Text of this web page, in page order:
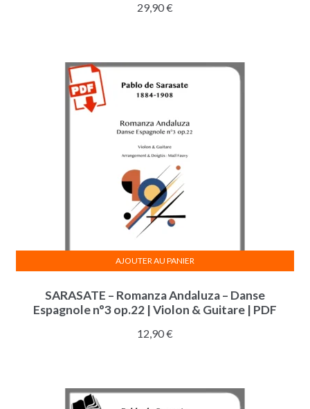
29,90€
SARASATE – Romanza Andaluza – Danse
Espagnole n°3 op.22 | Violon & Guitare | PDF
12,90€
AJOUTER AU PANIER